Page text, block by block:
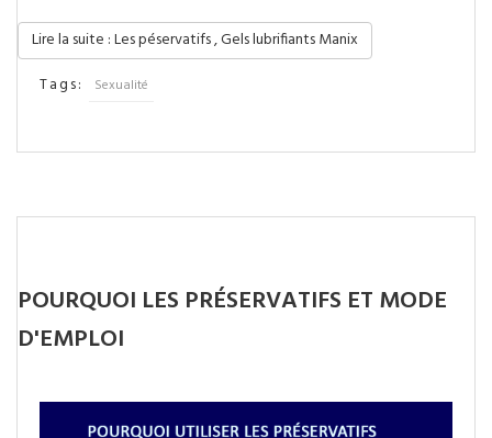
Lire la suite : Les péservatifs , Gels lubrifiants Manix
Tags:
Sexualité
POURQUOI LES PRÉSERVATIFS ET MODE
D'EMPLOI